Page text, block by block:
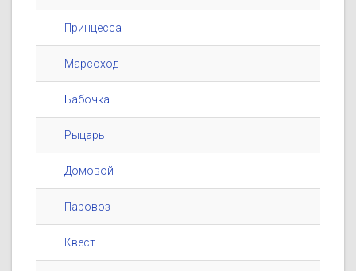
Принцесса
Марсоход
Бабочка
Рыцарь
Домовой
Паровоз
Квест